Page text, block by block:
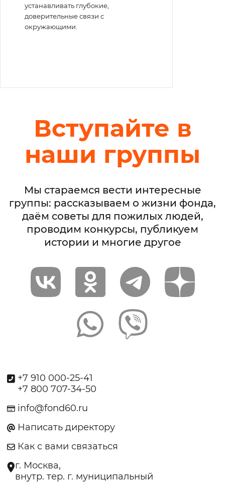
устанавливать глубокие,
доверительные связи с
окружающими.
Вступайте в
наши группы
Мы стараемся вести интересные
группы: рассказываем о жизни фонда,
даём советы для пожилых людей,
проводим конкурсы, публикуем
истории и многие другое
+7 910 000-25-41
+7 800 707-34-50
info@fond60.ru
Написать директору
Как с вами связаться
г. Москва,
внутр. тер. г. муниципальный